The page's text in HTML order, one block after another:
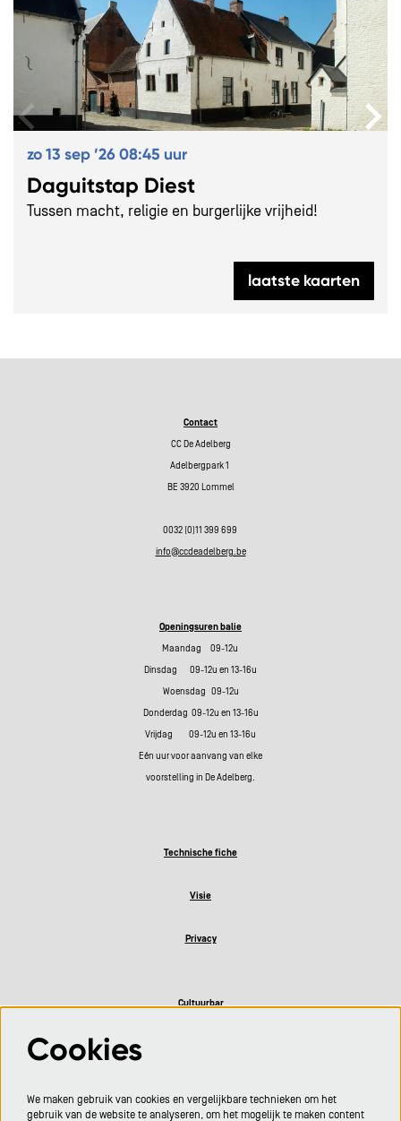
Daguitstap Diest
Tussen macht, religie en burgerlijke vrijheid!
zo 13 sep ’2608:45 uur
laatste kaarten
Contact
CC De Adelberg
Adelbergpark 1
BE 3920 Lommel
0032 (0)11 399 699
info@ccdeadelberg.be
Openingsuren balie
Maandag 09-12u
Dinsdag 09-12u en 13-16u
Woensdag 09-12u
Donderdag 09-12u en 13-16u
Vrijdag 09-12u en 13-16u
Eén uur voor aanvang van elke
voorstelling in De Adelberg.
Technische fiche
Visie
Privacy
Cultuurbar
Cookies
We maken gebruik van cookies en vergelijkbare technieken om het
gebruik van de website te analyseren, om het mogelijk te maken content